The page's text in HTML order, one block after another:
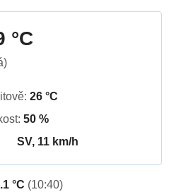
°C
26 °C
50 %
SV, 11 km/h
°C (10:40)